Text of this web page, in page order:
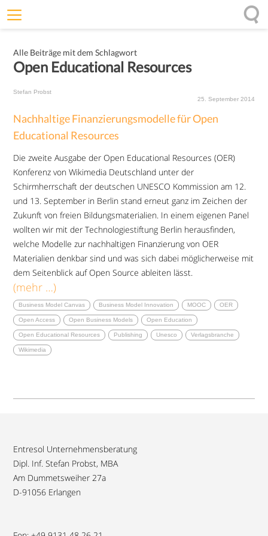
Offenheit
Ursprung
Alle Beiträge mit dem Schlagwort
Open Educational Resources
Stefan Probst
25. September 2014
Nachhaltige Finanzierungsmodelle für Open
Educational Resources
Die zweite Ausgabe der Open Educational Resources (OER)
Konferenz von Wikimedia Deutschland unter der
Schirmherrschaft der deutschen UNESCO Kommission am 12.
und 13. September in Berlin stand erneut ganz im Zeichen der
Zukunft von freien Bildungsmaterialien. In einem eigenen Panel
wollten wir mit der Technologiestiftung Berlin herausfinden,
welche Modelle zur nachhaltigen Finanzierung von OER
Materialien denkbar sind und was sich dabei möglicherweise mit
dem Seitenblick auf Open Source ableiten lässt.
(mehr …)
Business Model Canvas Business Model Innovation MOOC OER
Open Access Open Business Models Open Education
Open Educational Resources Publishing Unesco Verlagsbranche
Wikimedia
Entresol Unternehmensberatung
Dipl. Inf. Stefan Probst, MBA
Am Dummetsweiher 27a
D-91056 Erlangen